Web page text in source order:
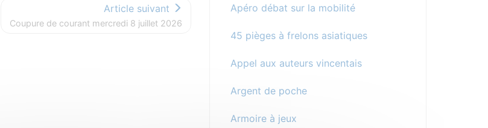
Article suivant
Coupure de courant mercredi 8 juillet 2026
Apéro débat sur la mobilité
45 pièges à frelons asiatiques
Appel aux auteurs vincentais
Argent de poche
Armoire à jeux